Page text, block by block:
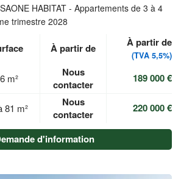
HABITAT - Appartements de 3 à 4
trimestre 2028
À partir de À partir de
(TVA 5,5%)
m²
Nous
contacter
189 000 €
81 m²
Nous
contacter
220 000 €
d'information